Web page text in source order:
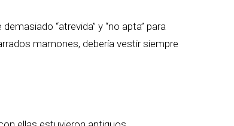
“atrevida” y “no apta” para
mamones, debería vestir siempre